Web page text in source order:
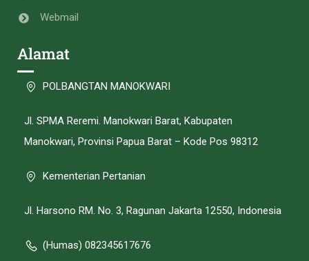
Webmail
Alamat
POLBANGTAN MANOKWARI
Jl. SPMA Reremi. Manokwari Barat, Kabupaten
Manokwari, Provinsi Papua Barat – Kode Pos 98312
Kementerian Pertanian
Jl. Harsono RM. No. 3, Ragunan Jakarta 12550, Indonesia
(Humas) 082345617676